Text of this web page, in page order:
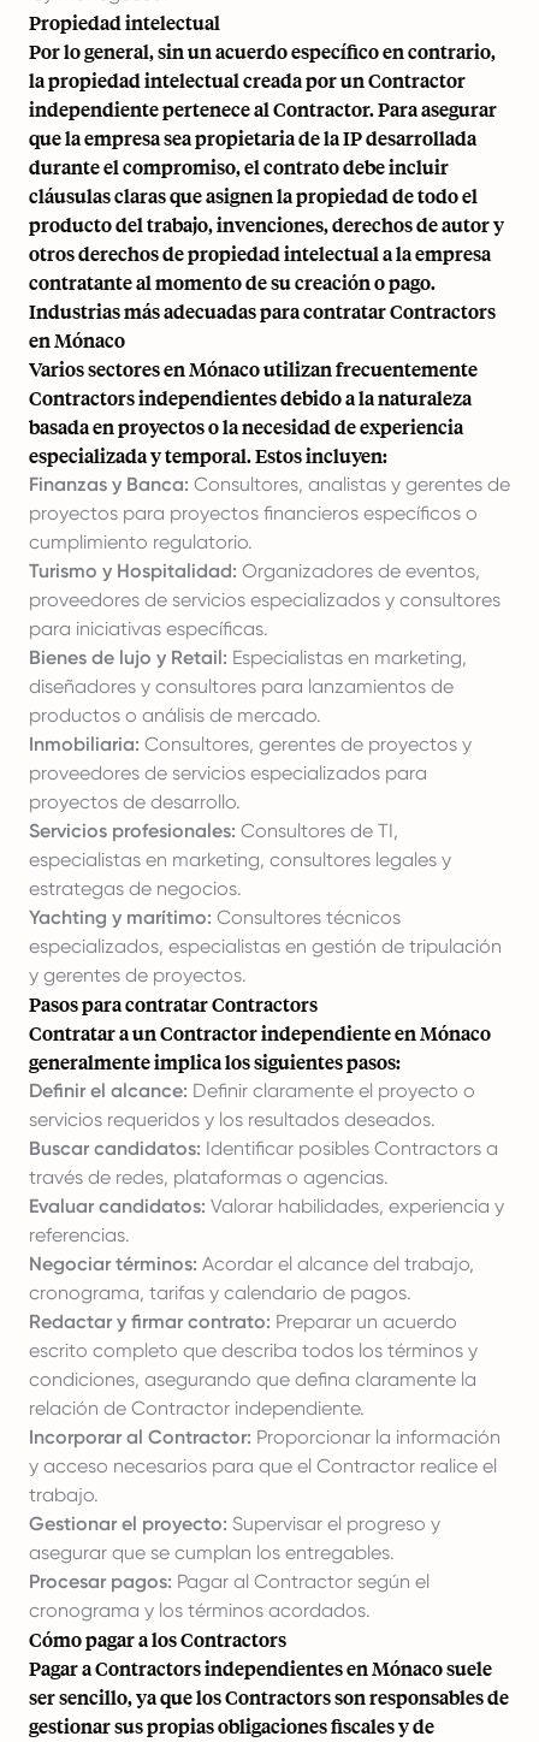
Propiedad intelectual
Por lo general, sin un acuerdo específico en contrario,
la propiedad intelectual creada por un Contractor
independiente pertenece al Contractor. Para asegurar
que la empresa sea propietaria de la IP desarrollada
durante el compromiso, el contrato debe incluir
cláusulas claras que asignen la propiedad de todo el
producto del trabajo, invenciones, derechos de autor y
otros derechos de propiedad intelectual a la empresa
contratante al momento de su creación o pago.
Industrias más adecuadas para contratar Contractors
en Mónaco
Varios sectores en Mónaco utilizan frecuentemente
Contractors independientes debido a la naturaleza
basada en proyectos o la necesidad de experiencia
especializada y temporal. Estos incluyen:
Finanzas y Banca: Consultores, analistas y gerentes de
proyectos para proyectos financieros específicos o
cumplimiento regulatorio.
Turismo y Hospitalidad: Organizadores de eventos,
proveedores de servicios especializados y consultores
para iniciativas específicas.
Bienes de lujo y Retail: Especialistas en marketing,
diseñadores y consultores para lanzamientos de
productos o análisis de mercado.
Inmobiliaria: Consultores, gerentes de proyectos y
proveedores de servicios especializados para
proyectos de desarrollo.
Servicios profesionales: Consultores de TI,
especialistas en marketing, consultores legales y
estrategas de negocios.
Yachting y marítimo: Consultores técnicos
especializados, especialistas en gestión de tripulación
y gerentes de proyectos.
Pasos para contratar Contractors
Contratar a un Contractor independiente en Mónaco
generalmente implica los siguientes pasos:
Definir el alcance: Definir claramente el proyecto o
servicios requeridos y los resultados deseados.
Buscar candidatos: Identificar posibles Contractors a
través de redes, plataformas o agencias.
Evaluar candidatos: Valorar habilidades, experiencia y
referencias.
Negociar términos: Acordar el alcance del trabajo,
cronograma, tarifas y calendario de pagos.
Redactar y firmar contrato: Preparar un acuerdo
escrito completo que describa todos los términos y
condiciones, asegurando que defina claramente la
relación de Contractor independiente.
Incorporar al Contractor: Proporcionar la información
y acceso necesarios para que el Contractor realice el
trabajo.
Gestionar el proyecto: Supervisar el progreso y
asegurar que se cumplan los entregables.
Procesar pagos: Pagar al Contractor según el
cronograma y los términos acordados.
Cómo pagar a los Contractors
Pagar a Contractors independientes en Mónaco suele
ser sencillo, ya que los Contractors son responsables de
gestionar sus propias obligaciones fiscales y de